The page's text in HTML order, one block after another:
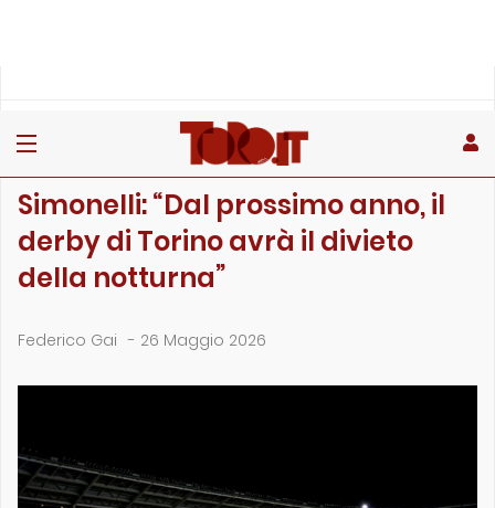
Simonelli: “Dal prossimo anno, il
derby di Torino avrà il divieto
della notturna”
Federico Gai - 26 Maggio 2026